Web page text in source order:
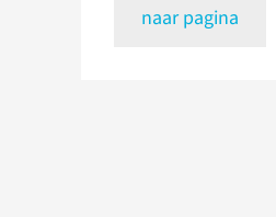
naar pagina